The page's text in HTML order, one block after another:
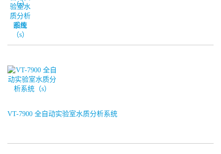
图库
VT-7900 全自动实验室水质分析系统